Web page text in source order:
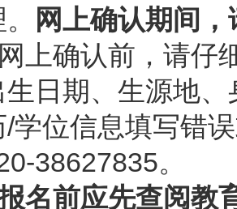
网上确认期间
上确认前，请仔
日期、生源地
学位信息填写错
38627835。
名前应先查阅教